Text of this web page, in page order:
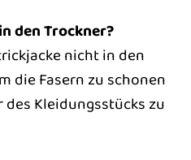
den Trockner?
nicht in den
die Fasern zu schonen
Kleidungsstücks zu